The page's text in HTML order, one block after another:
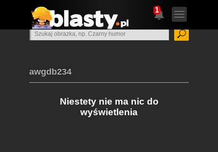
1
awgdb234
Niestety nie ma nic do
wyświetlenia